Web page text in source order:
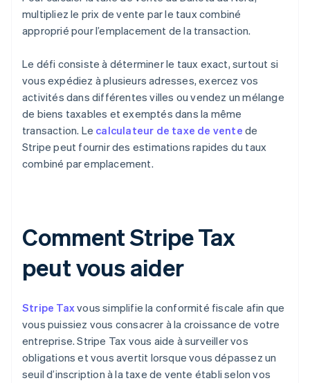
multipliez le prix de vente par le taux combiné
approprié pour l’emplacement de la transaction.
Le défi consiste à déterminer le taux exact, surtout si
vous expédiez à plusieurs adresses, exercez vos
activités dans différentes villes ou vendez un mélange
de biens taxables et exemptés dans la même
transaction. Le calculateur de taxe de vente de
Stripe peut fournir des estimations rapides du taux
combiné par emplacement.
Comment Stripe Tax
peut vous aider
Stripe Taxvous simplifie la conformité fiscale afin que
vous puissiez vous consacrer à la croissance de votre
entreprise. Stripe Tax vous aide à surveiller vos
obligations et vous avertit lorsque vous dépassez un
seuil d’inscription à la taxe de vente établi selon vos